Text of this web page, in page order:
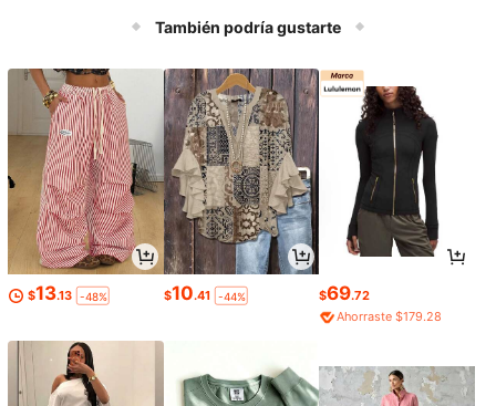
También podría gustarte
$13.13 -48% $10.41 -44% $69.72
Ahorraste $179.28